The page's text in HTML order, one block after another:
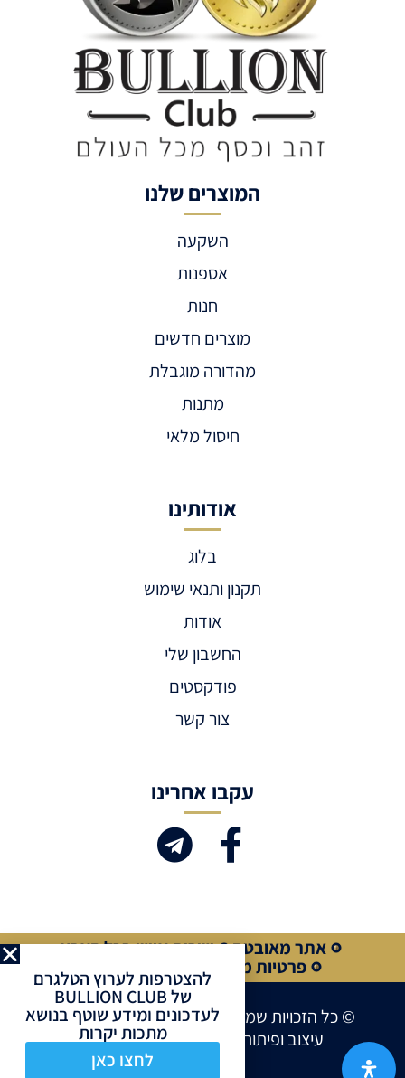
המוצרים שלנו
השקעה
אספנות
חנות
מוצרים חדשים
מהדורה מוגבלת
מתנות
חיסול מלאי
אודותינו
בלוג
תקנון ותנאי שימוש
אודות
החשבון שלי
פודקסטים
צור קשר
עקבו אחרינו
אתר מאובטח
שירות אישי בכל הארץ
פרטיות מלאה
קנייה מאובטחת
עיצוב ופיתוח אתרים ע”יSite Market
© כל הזכויות שמורות לחברת BULLION CLUB
להצטרפות לערוץ הטלגרם
של BULLION CLUB
לעדכונים ומידע שוטף בנושא
מתכות יקרות
לחצו כאן